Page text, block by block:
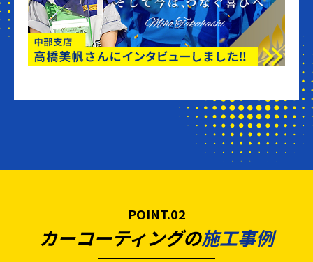
POINT.02
カーコーティングの施工事例